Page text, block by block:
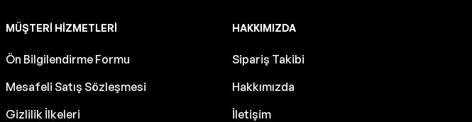
MÜŞTERI HIZMETLERI
Ön Bilgilendirme Formu
Mesafeli Satış Sözleşmesi
Gizlilik İlkeleri
HAKKIMIZDA
Sipariş Takibi
Hakkımızda
İletişim